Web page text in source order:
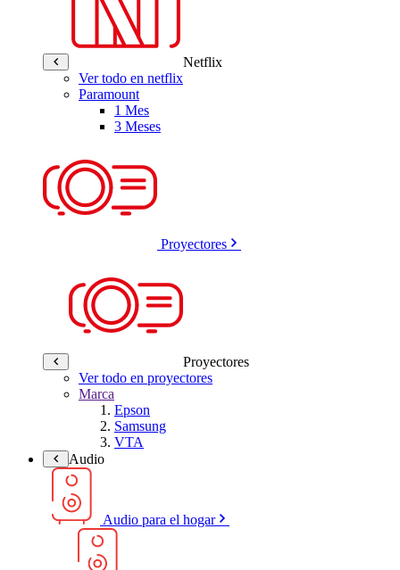
Netflix
Ver todo en netflix
Paramount
1 Mes
3 Meses
Proyectores
Proyectores
Ver todo en proyectores
Marca
Epson
Samsung
VTA
Audio
Audio para el hogar